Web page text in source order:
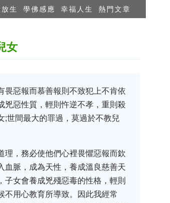
生 學佛感應 幸福人生 熱門文章
女
畏惡報而慕善報則不致犯上不肯依
兇惡性質，輕則忤逆不孝，重則殺
;世間最大的罪過，莫過於不教兒
理，務必使他們心裡畏懼惡報而欽
血脈，成為天性，養成溫良慈善天
女會養成兇殘惡毒的性格，輕則
不用心教育所導致。因此我經常